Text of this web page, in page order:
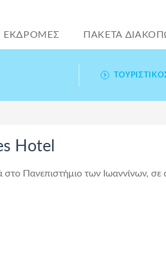
ΕΚΔΡΟΜΕΣ ΠΑΚΕΤΑ
Hotel
στο Πανεπιστήμιο των Ιωαννίνων,